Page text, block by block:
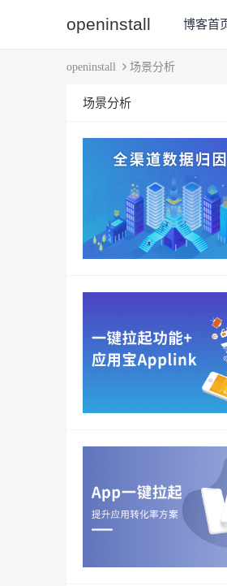
openinstall 博客首
openinstall 场景分析
场景分析